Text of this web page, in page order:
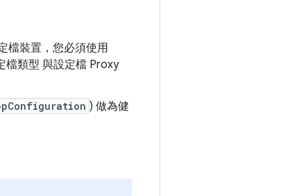
檔裝置，您必須使用
檔類型 與設定檔 Proxy
) 做為健